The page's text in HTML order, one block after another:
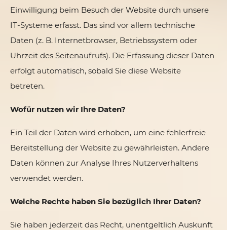
Einwilligung beim Besuch der Website durch unsere
IT-Systeme erfasst. Das sind vor allem technische
Daten (z. B. Internetbrowser, Betriebssystem oder
Uhrzeit des Seitenaufrufs). Die Erfassung dieser Daten
erfolgt automatisch, sobald Sie diese Website
betreten.
Wofür nutzen wir Ihre Daten?
Ein Teil der Daten wird erhoben, um eine fehlerfreie
Bereitstellung der Website zu gewährleisten. Andere
Daten können zur Analyse Ihres Nutzerverhaltens
verwendet werden.
Welche Rechte haben Sie bezüglich Ihrer Daten?
Sie haben jederzeit das Recht, unentgeltlich Auskunft